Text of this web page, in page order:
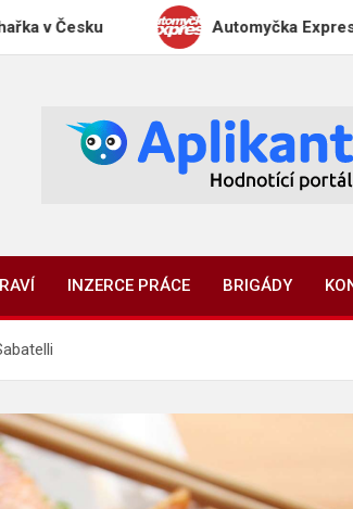
Automyčka Express slaví 20
INZERCE PRÁCE BRIGÁDY